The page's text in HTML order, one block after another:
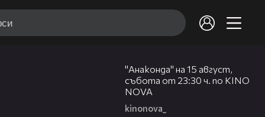
"Анаконда" на 15 август,
събота от 23:30 ч. по KINO
NOVA
kinonova_